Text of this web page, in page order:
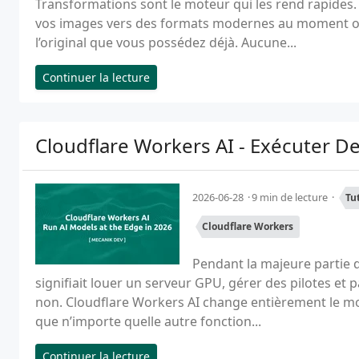
Transformations sont le moteur qui les rend
vos images vers des formats modernes au moment
l’original que vous possédez déjà. Aucune...
Continuer la lecture
Cloudflare Workers AI - Exécuter
2026-06-28 9 min de lecture
Cloudflare Workers
Pendant la majeure partie
signifiait louer un serveur GPU, gérer des pilotes et
non. Cloudflare Workers AI change entièrement le
que n’importe quelle autre fonction...